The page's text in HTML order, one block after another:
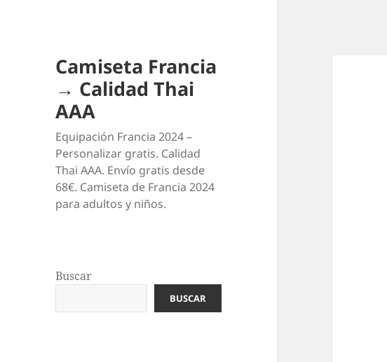
Camiseta Francia
→ Calidad Thai
AAA
Equipación Francia 2024 –
Personalizar gratis. Calidad
Thai AAA. Envío gratis desde
68€. Camiseta de Francia 2024
para adultos y niños.
Buscar
BUSCAR